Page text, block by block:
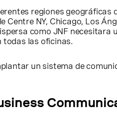
regiones geográficas
NY, Chicago, Los
como JNF
todas las oficinas.
un sistema de